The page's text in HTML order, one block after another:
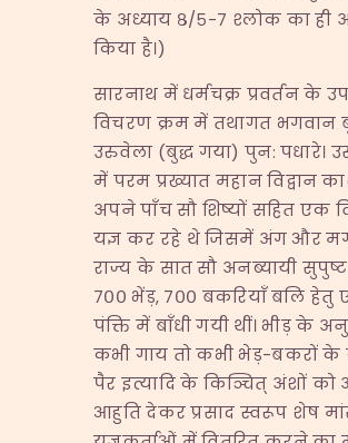
के अध्याय ८/५-७ श्लोक का ही
किया है।)
सारनाथ में धर्मचक्र प्रवर्तन के
विचरण क्रम में तथागत भगवान
उरुवेला (बुद्ध गया) पुन: पधारे। उस
में परम प्रख्यात महान विद्वान
अपने पाँच सौ शिष्यों सहित एक
यज्ञ कर रहे थे जिसमें अंग और
राज्य के सात सौ अनब्यायी
७०० भेंड़, ७०० बकरियाँ बलि हेतु
पंक्ति में बाँधी गयी थीं। भीड़ के
कभी गाय तो कभी भेड़-बकरों
पैर इत्यादि के किञ्चित् अंशों को
आहुति देकर प्रसाद स्वरूप शेष